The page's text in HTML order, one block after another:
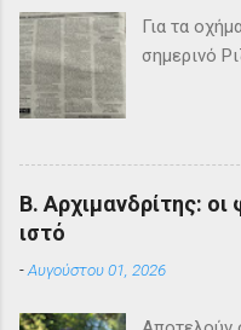
Για τα
σημερινό
Β. Αρχιμανδρίτης:
ιστό
-Αυγούστου 01, 2026